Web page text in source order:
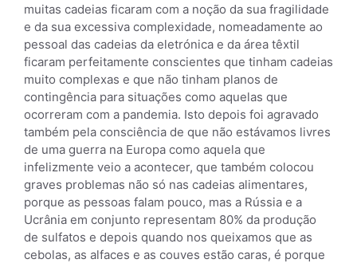
muitas cadeias ficaram com a noção da sua fragilidade
e da sua excessiva complexidade, nomeadamente ao
pessoal das cadeias da eletrónica e da área têxtil
ficaram perfeitamente conscientes que tinham cadeias
muito complexas e que não tinham planos de
contingência para situações como aquelas que
ocorreram com a pandemia. Isto depois foi agravado
também pela consciência de que não estávamos livres
de uma guerra na Europa como aquela que
infelizmente veio a acontecer, que também colocou
graves problemas não só nas cadeias alimentares,
porque as pessoas falam pouco, mas a Rússia e a
Ucrânia em conjunto representam 80% da produção
de sulfatos e depois quando nos queixamos que as
cebolas, as alfaces e as couves estão caras, é porque